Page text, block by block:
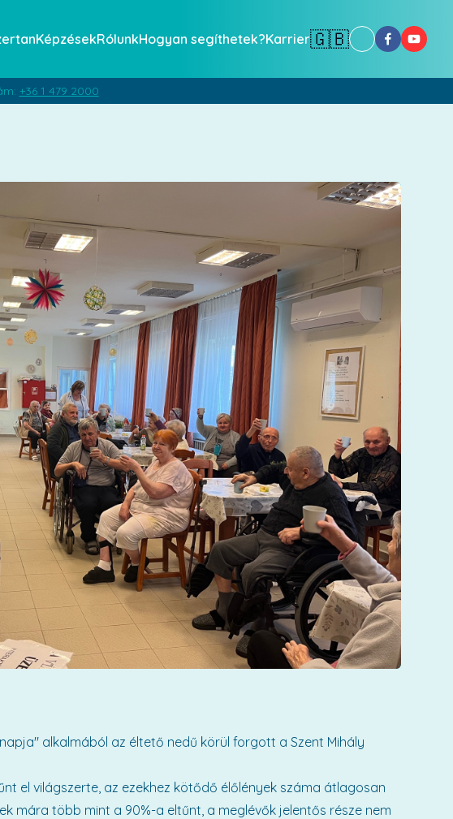
KépzésekRólunkHogyan segíthetek?Karrier🇬🇧
+36 1 479 2000
alkalmából az éltető nedű körül forgott a Szent Mihály
el világszerte, az ezekhez kötődő élőlények száma átlagosan
mára több mint a 90%-a eltűnt, a meglévők jelentős része nem